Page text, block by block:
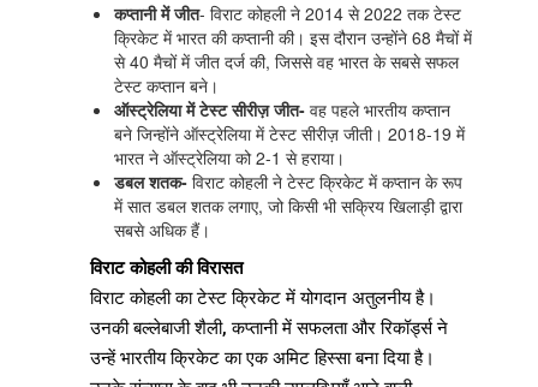
कप्तानी में जीत- विराट कोहली ने 2014 से 2022 तक टेस्ट
क्रिकेट में भारत की कप्तानी की। इस दौरान उन्होंने 68 मैचों में
से 40 मैचों में जीत दर्ज की, जिससे वह भारत के सबसे सफल
टेस्ट कप्तान बने।
ऑस्ट्रेलिया में टेस्ट सीरीज़ जीत- वह पहले भारतीय कप्तान
बने जिन्होंने ऑस्ट्रेलिया में टेस्ट सीरीज़ जीती। 2018-19 में
भारत ने ऑस्ट्रेलिया को 2-1 से हराया।
डबल शतक- विराट कोहली ने टेस्ट क्रिकेट में कप्तान के रूप
में सात डबल शतक लगाए, जो किसी भी सक्रिय खिलाड़ी द्वारा
सबसे अधिक हैं।
विराट कोहली की विरासत
विराट कोहली का टेस्ट क्रिकेट में योगदान अतुलनीय है।
उनकी बल्लेबाजी शैली, कप्तानी में सफलता और रिकॉर्ड्स ने
उन्हें भारतीय क्रिकेट का एक अमिट हिस्सा बना दिया है।